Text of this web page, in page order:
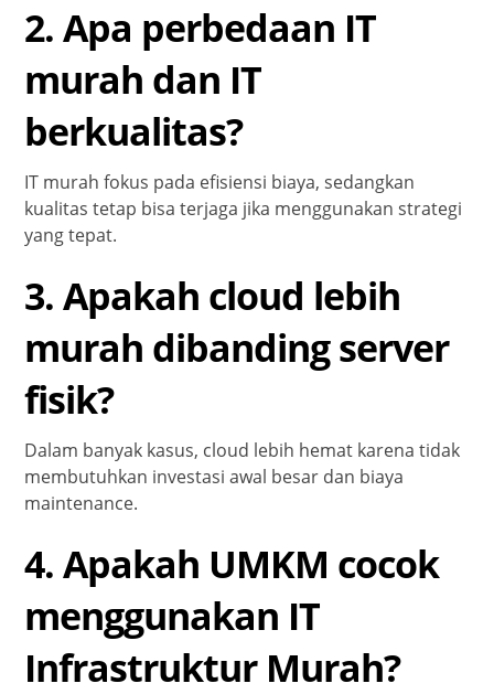
2. Apa perbedaan IT
murah dan IT
berkualitas?
IT murah fokus pada efisiensi biaya, sedangkan
kualitas tetap bisa terjaga jika menggunakan strategi
yang tepat.
3. Apakah cloud lebih
murah dibanding server
fisik?
Dalam banyak kasus, cloud lebih hemat karena tidak
membutuhkan investasi awal besar dan biaya
maintenance.
4. Apakah UMKM cocok
menggunakan IT
Infrastruktur Murah?